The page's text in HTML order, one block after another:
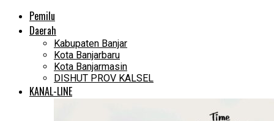
Pemilu
Daerah
Kabupaten Banjar
Kota Banjarbaru
Kota Banjarmasin
DISHUT PROV KALSEL
KANAL-LINE